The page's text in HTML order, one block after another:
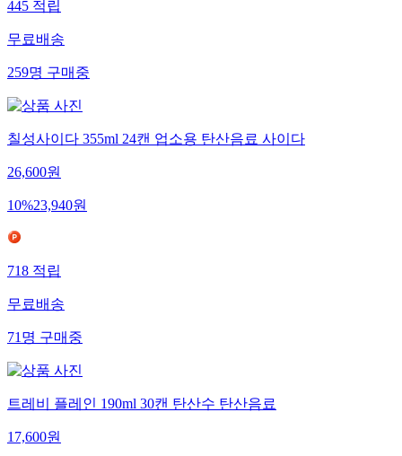
445적립
무료배송
259명구매중
칠성사이다 355ml 24캔 업소용 탄산음료 사이다
26,600원
10%23,940원
718적립
무료배송
71명구매중
트레비 플레인 190ml 30캔 탄산수 탄산음료
17,600원